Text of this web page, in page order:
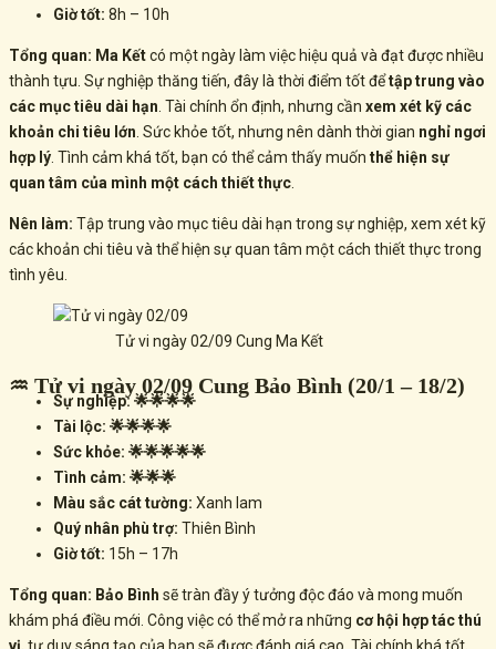
Giờ tốt: 8h – 10h
Tổng quan: Ma Kếtcó một ngày làm việc hiệu quả và đạt được nhiều
thành tựu. Sự nghiệp thăng tiến, đây là thời điểm tốt đểtập trung vào
các mục tiêu dài hạn . Tài chính ổn định, nhưng cần xem xét kỹ các
khoản chi tiêu lớn . Sức khỏe tốt, nhưng nên dành thời gian nghỉ ngơi
hợp lý . Tình cảm khá tốt, bạn có thể cảm thấy muốn thể hiện sự
quan tâm của mình một cách thiết thực
Nên làm: Tập trung vào mục tiêu dài hạn trong sự nghiệp, xem xét kỹ
các khoản chi tiêu và thể hiện sự quan tâm một cách thiết thực trong
tình yêu.
Tử vi ngày 02/09 Cung Ma Kết
♒ Tử vi ngày 02/09 Cung Bảo Bình (20/1 – 18/2)
Sự nghiệp: 🌟🌟🌟🌟
Tài lộc: 🌟🌟🌟🌟
Sức khỏe: 🌟🌟🌟🌟🌟
Tình cảm: 🌟🌟🌟
Màu sắc cát tường: Xanh lam
Quý nhân phù trợ: Thiên Bình
Giờ tốt: 15h – 17h
Tổng quan: Bảo Bình sẽ tràn đầy ý tưởng độc đáo và mong muốn
khám phá điều mới. Công việc có thể mở ra những cơ hội hợp tác thú